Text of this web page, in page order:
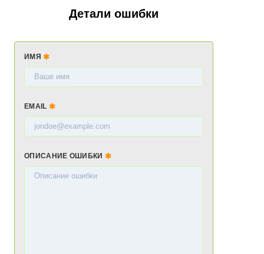
Детали ошибки
ИМЯ
EMAIL
ОПИСАНИЕ ОШИБКИ